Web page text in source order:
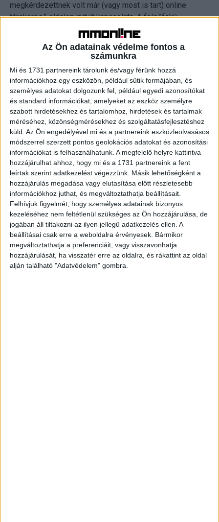
Az Ön adatainak védelme fontos a
számunkra
Mi és 1731 partnereink tárolunk és/vagy férünk hozzá
információkhoz egy eszközön, például sütik formájában, és
személyes adatokat dolgozunk fel, például egyedi azonosítókat
és standard információkat, amelyeket az eszköz személyre
szabott hirdetésekhez és tartalomhoz, hirdetések és tartalmak
méréséhez, közönségmérésekhez és szolgáltatásfejlesztéshez
küld. Az Ön engedélyével mi és a partnereink eszközleolvasásos
módszerrel szerzett pontos geolokációs adatokat és azonosítási
információkat is felhasználhatunk. A megfelelő helyre kattintva
hozzájárulhat ahhoz, hogy mi és a 1731 partnereink a fent
leírtak szerint adatkezelést végezzünk. Másik lehetőségként a
hozzájárulás megadása vagy elutasítása előtt részletesebb
információkhoz juthat, és megváltoztathatja beállításait.
Felhívjuk figyelmét, hogy személyes adatainak bizonyos
kezeléséhez nem feltétlenül szükséges az Ön hozzájárulása, de
jogában áll tiltakozni az ilyen jellegű adatkezelés ellen. A
beállításai csak erre a weboldalra érvényesek. Bármikor
megváltoztathatja a preferenciáit, vagy visszavonhatja
hozzájárulását, ha visszatér erre az oldalra, és rákattint az oldal
alján található "Adatvédelem" gombra.
megkérdezettnek volt már (vagy most is tart) online
társkereső oldalon indult kapcsolata. A felsőfokú
végzettségű, diplomás megkérdezetteknél, valamint a
fővárosiaknál még magasabb ez az arány, előbbiek közel
25%-a, míg utóbbiak több mint 30%-a talált már párt az
A Randivonal.hu statisztikái alapján az elmúlt öt év során
több mint egymillióan regisztráltak hozzájuk, a
társkeresők aktivitását pedig jól mutatja, hogy havonta 1
millió üzenetet váltanak egymással az oldalon belül.
„Várhatóan néhány év múlva már kisebbségben lesznek
azok, akik még soha nem próbáltak internetes társkereső
oldalon ismerkedni” – egészítette ki a fentieket Móczár
Rudolf, a Randivonal.hu társkereső oldalt is üzemeltető
Dating Cental Europe Zrt. marketingigazgatója.
CÍMKÉK Internet online társkereső